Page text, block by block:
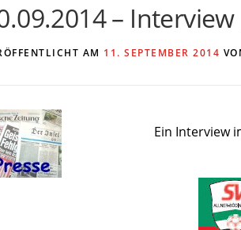
–
AM 11. SEPTEMBER 2014
Ein Interview